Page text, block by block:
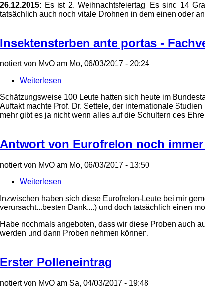
26.12.2015: Es ist 2. Weihnachtsfeiertag. Es sind 14
tatsächlich auch noch vitale Drohnen in dem einen oder
Insektensterben ante portas -
notiert von MvO am Mo, 06/03/2017 - 20:24
Weiterlesen
ante
portas
-
Grünen
Schätzungsweise 100 Leute hatten sich heute im
Auftakt machte Prof. Dr. Settele, der internationale
mehr gibt es ja nicht wenn alles auf die Schultern des
Antwort von Eurofrelon noch
notiert von MvO am Mo, 06/03/2017 - 13:50
Weiterlesen
von
Eurofrelon
immer
unbefriedigend
Inzwischen haben sich diese Eurofrelon-Leute bei mir
verursacht...besten Dank....) und doch tatsächlich einen
Habe nochmals angeboten, dass wir diese Proben auch
werden und dann Proben nehmen können.
Erster Polleneintrag
notiert von MvO am Sa, 04/03/2017 - 19:48